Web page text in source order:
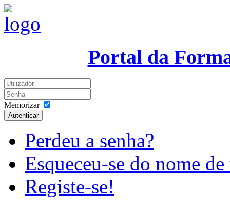
Portal da
Memorizar
Autenticar
Perdeu a senha?
Esqueceu-se do nome
Registe-se!